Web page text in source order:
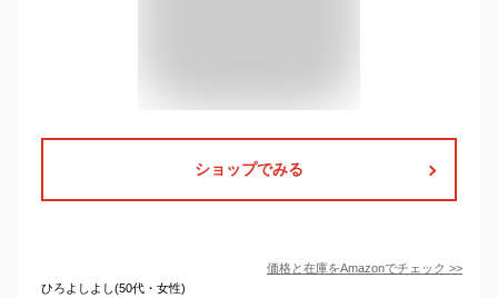
ショップでみる
価格と在庫をAmazonでチェック >>
ひろよしよし(50代・女性)